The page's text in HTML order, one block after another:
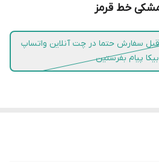
خط قرمز
سفارش حتما در چت آنلاین واتساپ
پیام بفرستین